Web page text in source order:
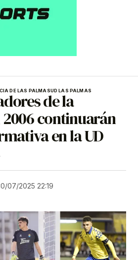
DE LAS PALMASUD LAS PALMAS
de la
continuarán
en la UD
07/2025 22:19